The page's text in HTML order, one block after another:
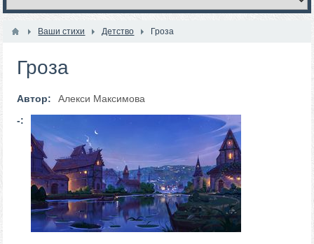
Ваши стихи Детство Гроза
Гроза
Автор:
Алекси Максимова
-: